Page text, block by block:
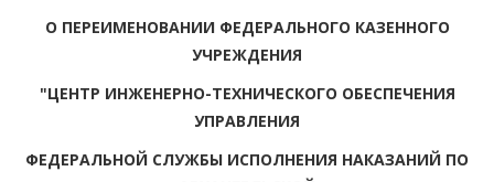
О ПЕРЕИМЕНОВАНИИ ФЕДЕРАЛЬНОГО КАЗЕННОГО
УЧРЕЖДЕНИЯ
"ЦЕНТР ИНЖЕНЕРНО-ТЕХНИЧЕСКОГО ОБЕСПЕЧЕНИЯ
УПРАВЛЕНИЯ
ФЕДЕРАЛЬНОЙ СЛУЖБЫ ИСПОЛНЕНИЯ НАКАЗАНИЙ ПО